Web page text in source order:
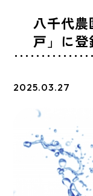
八千代
戸」に登
2025.03.27